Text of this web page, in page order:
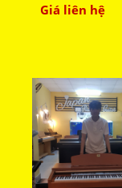
Máy Xanh
Giá liên hệ